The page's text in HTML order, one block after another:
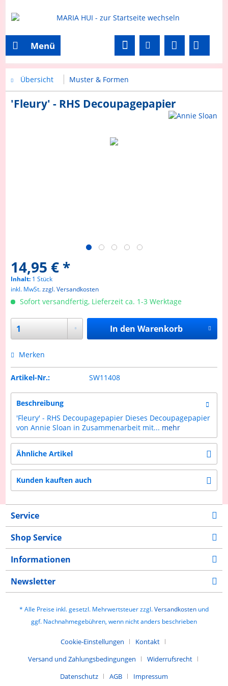
Menü
Übersicht Muster & Formen
'Fleury' - RHS Decoupagepapier
14,95 € *
Inhalt: 1 Stück
inkl. MwSt.zzgl. Versandkosten
Sofort versandfertig, Lieferzeit ca. 1-3 Werktage
In den Warenkorb
Merken
Artikel-Nr.: SW11408
Beschreibung
'Fleury' - RHS Decoupagepapier Dieses Decoupagepapier
von Annie Sloan in Zusammenarbeit mit... mehr
Ähnliche Artikel
Kunden kauften auch
Service
Shop Service
Informationen
Newsletter
* Alle Preise inkl. gesetzl. Mehrwertsteuer zzgl.Versandkosten und
ggf. Nachnahmegebühren, wenn nicht anders beschrieben
Cookie-Einstellungen
Kontakt
Versand und Zahlungsbedingungen
Widerrufsrecht
Datenschutz
AGB Impressum